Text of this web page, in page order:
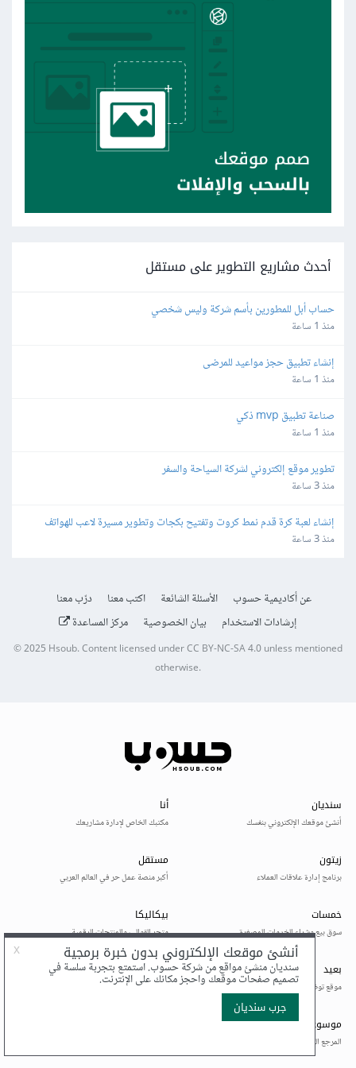
أحدث مشاريع التطوير على مستقل
حساب أبل للمطورين بأسم شركة وليس شخصي
منذ 1 ساعة
إنشاء تطبيق حجز مواعيد للمرضى
منذ 1 ساعة
صناعة تطبيق mvp ذكي
منذ 1 ساعة
تطوير موقع إلكتروني لشركة السياحة والسفر
منذ 3 ساعة
إنشاء لعبة كرة قدم نمط كروت وتفتيح بكجات وتطوير مسيرة لاعب للهواتف
منذ 3 ساعة
عن أكاديمية حسوب الأسئلة الشائعة اكتب معنا
درّب معنا
إرشادات الاستخدام
بيان الخصوصية مركز المساعدة
© 2025 Hsoub.Content licensed underCC BY-NC-SA 4.0unless mentioned
otherwise.